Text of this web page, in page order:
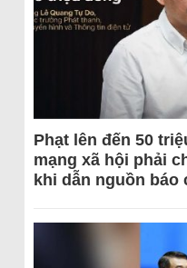
Phạt lên đến 50
mạng xã hội phải
khi dẫn nguồn báo